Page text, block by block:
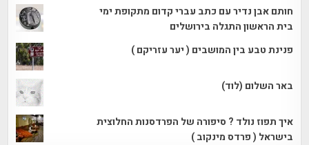
חותם אבן נדיר עם כתב עברי קדום מתקופת ימי
בית הראשון התגלה בירושלים
פנינת טבע בין המושבים ( יער עזריקם )
באר השלום (לוד)
איך תפוז נולד ? סיפורה של הפרדסנות החלוצית
בישראל ( פרדס מינקוב )